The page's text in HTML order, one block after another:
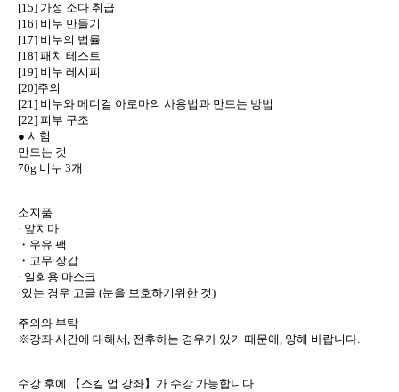
[15] 가성 소다 취급
[16] 비누 만들기
[17] 비누의 법률
[18] 패치 테스트
[19] 비누 레시피
[20]주의
[21] 비누와 메디컬 아로마의 사용법과 만드는 방법
[22] 피부 구조
● 시험
만드는 것
70g 비누 3개
소지품
· 앞치마
・우유 팩
・고무 장갑
· 일회용 마스크
·있는 경우 고글 (눈을 보호하기위한 것)
주의와 부탁
※강좌 시간에 대해서, 전후하는 경우가 있기 때문에, 양해 바랍니다.
수강 후에 【스킬 업 강좌】가 수강 가능합니다